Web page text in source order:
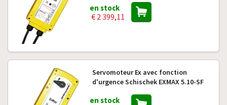
en stock
€ 2 399,11
Servomoteur Ex avec fonction
d'urgence Schischek EXMAX 5.10-SF
en stock